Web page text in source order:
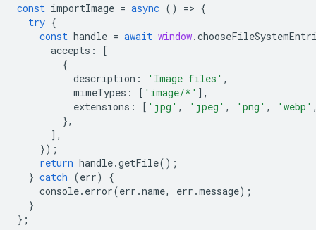
const importImage = async () => {
try {
const handle = await window.
accepts :
[
{
description : 'Image files' ,
mimeTypes : [ 'image/*' ],
extensions : [ 'jpg' , 'jpeg' , 'png' , 'webp'
},
],
});
return handle.getFile();
} catch (err)
{
console. error(err .name, err .message);
}
};